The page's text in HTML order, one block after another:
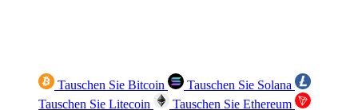
Tauschen Sie Bitcoin
Tauschen Sie Solana
Tauschen Sie Litecoin
Tauschen Sie Ethereum